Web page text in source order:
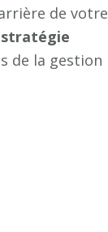
de votre
stratégie
de la gestion